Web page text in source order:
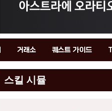
거래소 퀘스트 가이드
스킬 시뮬